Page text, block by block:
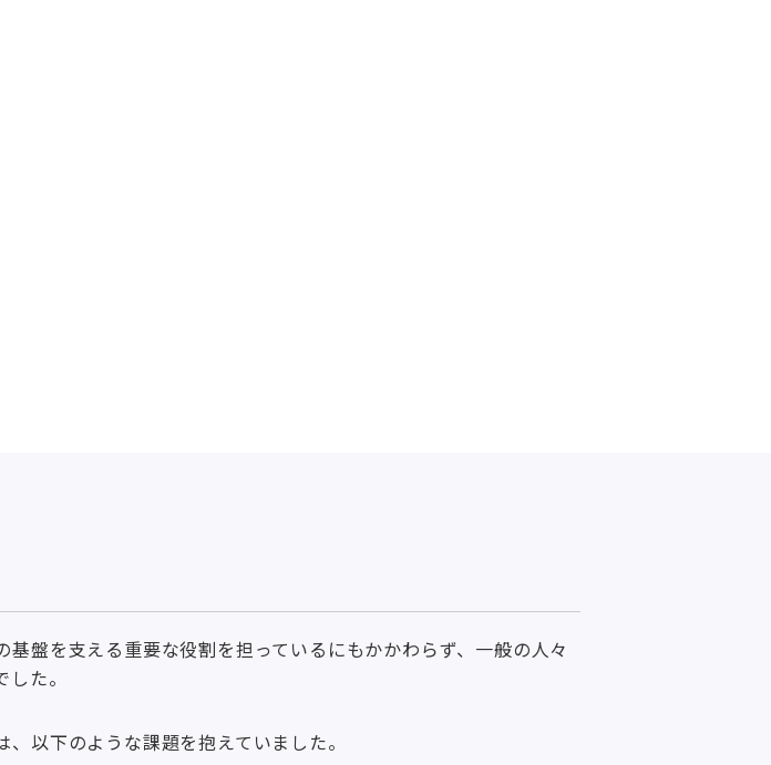
盤を支える重要な役割を担っているにもかかわらず、一般の人々
た。
以下のような課題を抱えていました。